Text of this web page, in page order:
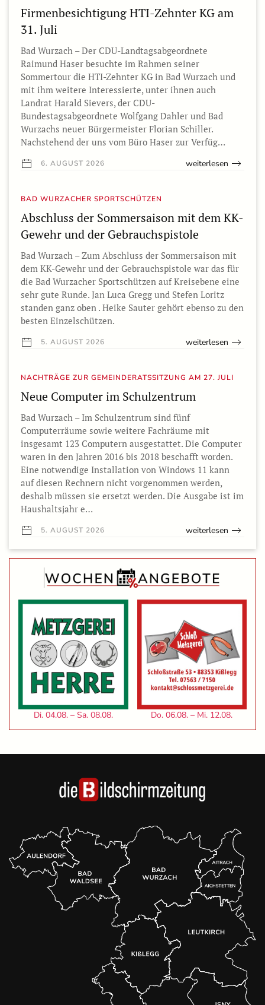
Firmenbesichtigung HTI-Zehnter KG am
31. Juli
Bad Wurzach – Der CDU-Landtagsabgeordnete
Raimund Haser besuchte im Rahmen seiner
Sommertour die HTI-Zehnter KG in Bad Wurzach und
mit ihm weitere Interessierte, unter ihnen auch
Landrat Harald Sievers, der CDU-
Bundestagsabgeordnete Wolfgang Dahler und Bad
Wurzachs neuer Bürgermeister Florian Schiller.
Nachstehend der uns vom Büro Haser zur Verfüg…
6. AUGUST 2026 weiterlesen
BAD WURZACHER SPORTSCHÜTZEN
Abschluss der Sommersaison mit dem KK-
Gewehr und der Gebrauchspistole
Bad Wurzach – Zum Abschluss der Sommersaison mit
dem KK-Gewehr und der Gebrauchspistole war das für
die Bad Wurzacher Sportschützen auf Kreisebene eine
sehr gute Runde. Jan Luca Gregg und Stefen Loritz
standen ganz oben . Heike Sauter gehört ebenso zu den
besten Einzelschützen.
5. AUGUST 2026 weiterlesen
NACHTRÄGE ZUR GEMEINDERATSSITZUNG AM 27. JULI
Neue Computer im Schulzentrum
Bad Wurzach – Im Schulzentrum sind fünf
Computerräume sowie weitere Fachräume mit
insgesamt 123 Computern ausgestattet. Die Computer
waren in den Jahren 2016 bis 2018 beschafft worden.
Eine notwendige Installation von Windows 11 kann
auf diesen Rechnern nicht vorgenommen werden,
deshalb müssen sie ersetzt werden. Die Ausgabe ist im
Haushaltsjahr e…
5. AUGUST 2026 weiterlesen
Di. 04.08. – Sa. 08.08. Do. 06.08. – Mi. 12.08.